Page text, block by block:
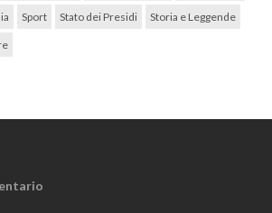
Sport Stato dei Presidi Storia e Leggende